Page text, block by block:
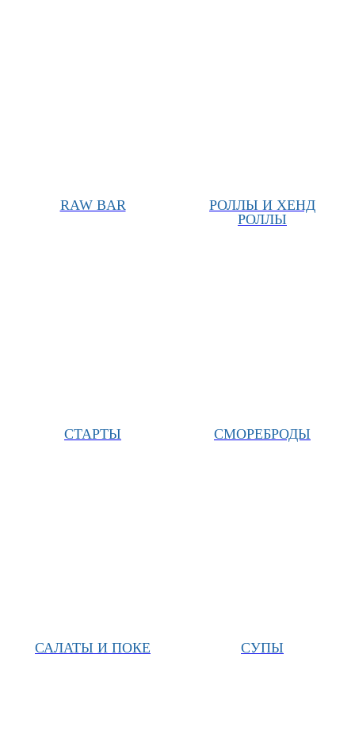
RAW BAR
РОЛЛЫ И ХЕНД
РОЛЛЫ
СТАРТЫ СМОРЕБРОДЫ
САЛАТЫ И ПОКЕ СУПЫ